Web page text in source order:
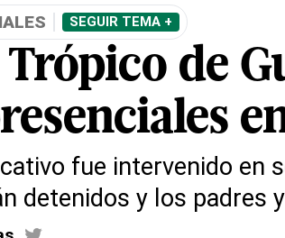
SEGUIR TEMA +
Trópico de
fue intervenido en
detenidos y los padres